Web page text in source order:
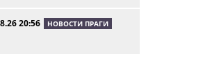
20:56 НОВОСТИ ПРАГИ